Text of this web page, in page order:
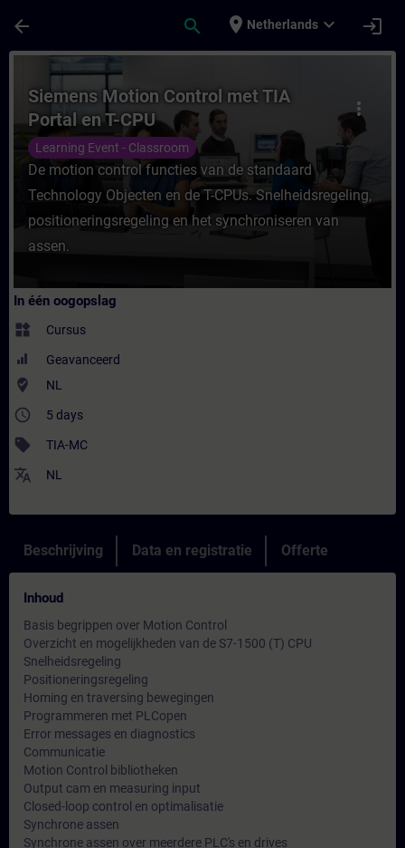
arrow_back search place Netherlands expand_more login
Cursus - Siemens Motion Control met
more_vert
Siemens Motion Control met TIA
Portal en T-CPU
Learning Event - Classroom
De motion control functies van de standaard
Technology Objecten en de T-CPUs. Snelheidsregeling,
positioneringsregeling en het synchroniseren van
assen.
In één oogopslag
widgets Cursus
Geavanceerd
where_to_vote NL
access_time 5 days
sell TIA-MC
translate NL
Beschrijving Data en registratie Offerte
Inhoud
Basis begrippen over Motion Control
Overzicht en mogelijkheden van de S7-1500 (T) CPU
Snelheidsregeling
Positioneringsregeling
Homing en traversing bewegingen
Programmeren met PLCopen
Error messages en diagnostics
Communicatie
Motion Control bibliotheken
Output cam en measuring input
Closed-loop control en optimalisatie
Synchrone assen
Synchrone assen over meerdere PLC's en drives